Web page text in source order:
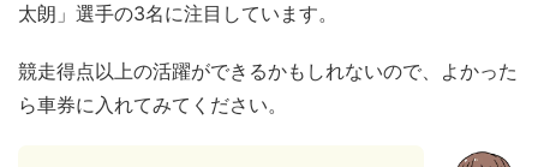
太朗」選手の3名に注目しています。
競走得点以上の活躍ができるかもしれないので、よかった
ら車券に入れてみてください。